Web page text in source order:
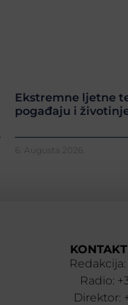
Ekstremne ljetne
pogađaju i
6. Augusta 2026.
Radio:
Direktor: